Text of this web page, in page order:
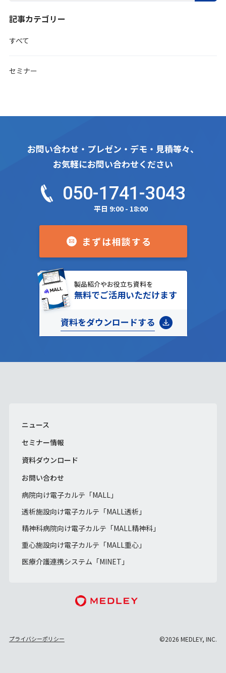
記事カテゴリー
すべて
セミナー
お問い合わせ・プレゼン・デモ・見積等々、
お気軽にお問い合わせください
050-1741-3043
平日 9:00 - 18:00
まずは相談する
製品紹介やお役立ち資料を
無料でご活用いただけます
資料をダウンロードする
ニュース
セミナー情報
資料ダウンロード
お問い合わせ
病院向け電子カルテ「MALL」
透析施設向け電子カルテ「MALL透析」
精神科病院向け電子カルテ「MALL精神科」
重心施設向け電子カルテ「MALL重心」
医療介護連携システム「MINET」
プライバシーポリシー ©2026 MEDLEY, INC.